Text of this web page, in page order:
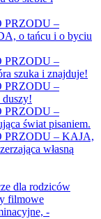
PRZODU –
o tańcu i o byciu
PRZODU –
szuka i znajduje!
PRZODU –
PRZODU –
świat pisaniem.
– KAJA,
własną
dla rodziców
filmowe
-